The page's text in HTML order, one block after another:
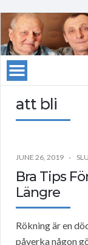
att bli
JUNE 26, 2019
Bra Tips
Längre
Rökning är en
påverka någon